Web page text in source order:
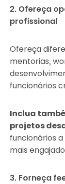
2. Ofereça
profissional
Ofereça
mentorias,
funcionários
Inclua
projetos
funcionários
mais
3. Forneça